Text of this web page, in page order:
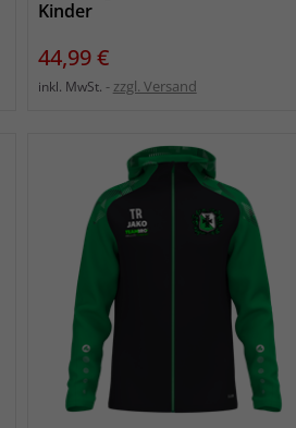
Kinder
Preis
44,99 €
inkl. MwSt. zzgl. Versand